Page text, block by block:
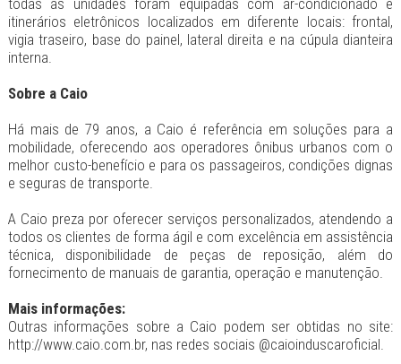
itinerários eletrônicos localizados em diferente locais: frontal,
vigia traseiro, base do painel, lateral direita e na cúpula dianteira
interna.
Sobre a Caio
Há mais de 79 anos, a Caio é referência em soluções para a
mobilidade, oferecendo aos operadores ônibus urbanos com o
melhor custo-benefício e para os passageiros, condições dignas
e seguras de transporte.
A Caio preza por oferecer serviços personalizados, atendendo a
todos os clientes de forma ágil e com excelência em assistência
técnica, disponibilidade de peças de reposição, além do
fornecimento de manuais de garantia, operação e manutenção.
Mais informações:
Outras informações sobre a Caio podem ser obtidas no site:
http://www.caio.com.br, nas redes sociais @caioinduscaroficial.